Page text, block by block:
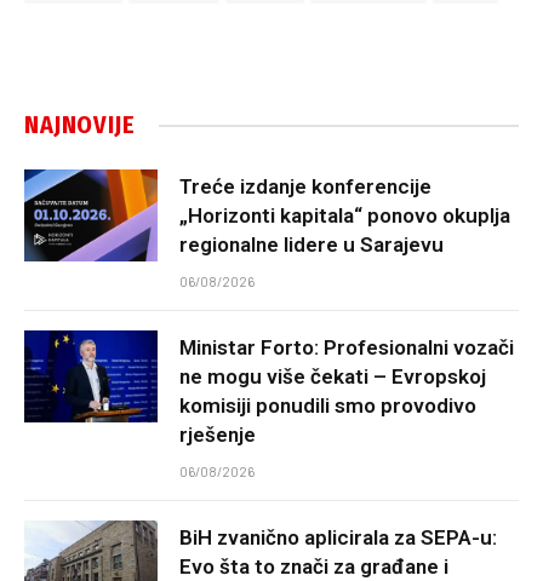
NAJNOVIJE
Treće izdanje konferencije
„Horizonti kapitala“ ponovo okuplja
regionalne lidere u Sarajevu
06/08/2026
Ministar Forto: Profesionalni vozači
ne mogu više čekati – Evropskoj
komisiji ponudili smo provodivo
rješenje
06/08/2026
BiH zvanično aplicirala za SEPA-u:
Evo šta to znači za građane i